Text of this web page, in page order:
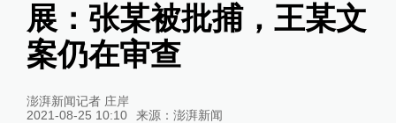
展：张某被批捕，王某文
案仍在审查
澎湃新闻记者 庄岸
2021-08-25 10:10
来源： 澎湃新闻